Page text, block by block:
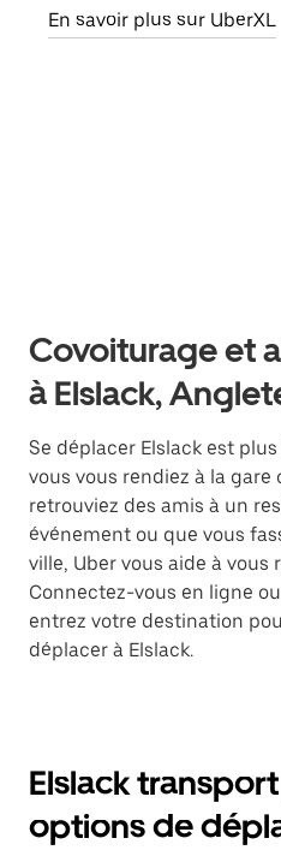
En savoir plus sur UberXL
Covoiturage et
à Elslack,
Se déplacer Elslack est
vous vous rendiez à la gare
retrouviez des amis à un
événement ou que vous
ville, Uber vous aide à vous
Connectez-vous en ligne
entrez votre destination
déplacer à Elslack.
Elslack
options de